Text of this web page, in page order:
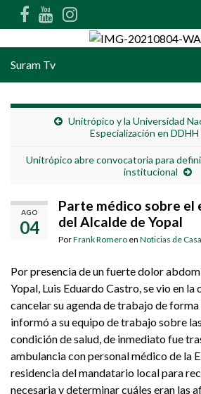
Search for:
Suram Tv
Unitrópico y la Universidad
Especialización en DDHH
Unitrópico abre convocatoria para
institucional
AGO
04
Parte médico sobre el
del Alcalde de Yopal
PorFrank Romero en Noticias de
Por presencia de un fuerte dolor
Yopal, Luis Eduardo Castro, se vio en
cancelar su agenda de trabajo de
informó a su equipo de trabajo sobre
condición de salud, de inmediato fue
ambulancia con personal médico de la
residencia del mandatario local para
necesaria y determinar cuáles eran las